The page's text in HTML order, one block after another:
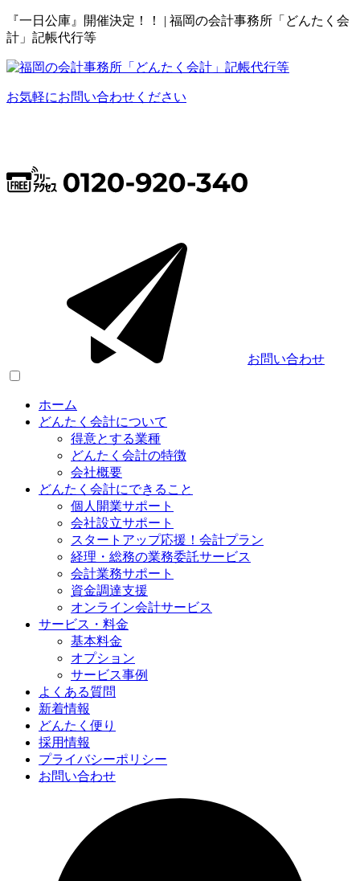
『一日公庫』開催決定！！ | 福岡の会計事務所「どんたく会
計」記帳代行等
お気軽にお問い合わせください
お問い合わせ
ホーム
どんたく会計について
得意とする業種
どんたく会計の特徴
会社概要
どんたく会計にできること
個人開業サポート
会社設立サポート
スタートアップ応援！会計プラン
経理・総務の業務委託サービス
会計業務サポート
資金調達支援
オンライン会計サービス
サービス・料金
基本料金
オプション
サービス事例
よくある質問
新着情報
どんたく便り
採用情報
プライバシーポリシー
お問い合わせ